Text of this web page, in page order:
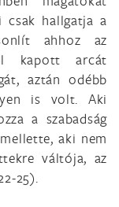
csak hallgatja a
ahhoz az
kapott arcát
aztán odébb
is volt. Aki
a szabadság
aki nem
váltója, az
25).